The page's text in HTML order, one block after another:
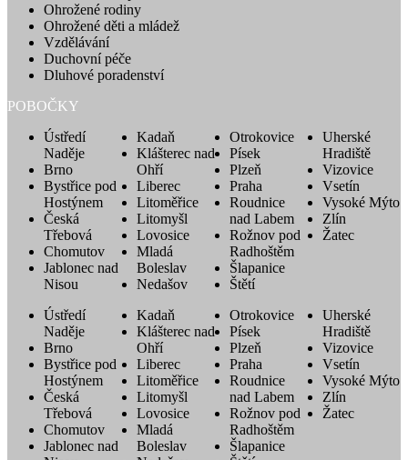
Ohrožené rodiny
Ohrožené děti a mládež
Vzdělávání
Duchovní péče
Dluhové poradenství
POBOČKY
Ústředí
Naděje
Brno
Bystřice pod
Hostýnem
Česká
Třebová
Chomutov
Jablonec nad
Nisou
Kadaň
Klášterec nad
Ohří
Liberec
Litoměřice
Litomyšl
Lovosice
Mladá
Boleslav
Nedašov
Otrokovice
Písek
Plzeň
Praha
Roudnice
nad Labem
Rožnov pod
Radhoštěm
Šlapanice
Štětí
Uherské
Hradiště
Vizovice
Vsetín
Vysoké Mýto
Zlín
Žatec
Ústředí
Naděje
Brno
Bystřice pod
Hostýnem
Česká
Třebová
Chomutov
Jablonec nad
Kadaň
Klášterec nad
Ohří
Liberec
Litoměřice
Litomyšl
Lovosice
Mladá
Boleslav
Otrokovice
Písek
Plzeň
Praha
Roudnice
nad Labem
Rožnov pod
Radhoštěm
Šlapanice
Uherské
Hradiště
Vizovice
Vsetín
Vysoké Mýto
Zlín
Žatec